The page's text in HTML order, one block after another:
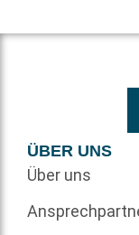
ÜBER UNS
Über uns